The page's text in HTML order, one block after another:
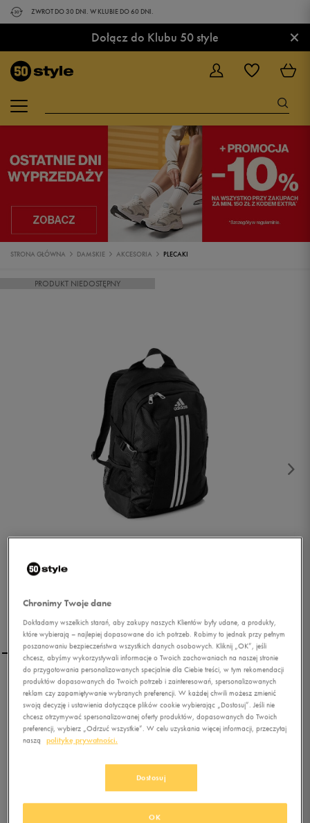
ZWROT DO 30 DNI. W KLUBIE DO 60 DNI.
Dołącz do Klubu 50 style ×
STRONA GŁÓWNA DAMSKIE AKCESORIA PLECAKI
PRODUKT NIEDOSTĘPNY
ADIDAS PLECAK BP
POWER II
0.0( 0)
69,99 złz Vat
KLUBIE 50 STYLE
Chronimy Twoje dane
Dokładamy wszelkich starań, aby zakupy naszych Klientów były udane, a produkty,
które wybierają – najlepiej dopasowane do ich potrzeb. Robimy to jednak przy pełnym
poszanowaniu bezpieczeństwa wszystkich danych osobowych. Kliknij „OK”, jeśli
chcesz, abyśmy wykorzystywali informacje o Twoich zachowaniach na naszej stronie
do przygotowania personalizowanych specjalnie dla Ciebie treści, w tym rekomendacji
produktów dopasowanych do Twoich potrzeb i zainteresowań, spersonalizowanych
reklam czy zapamiętywanie wybranych preferencji. W każdej chwili możesz zmienić
swoją decyzję i ustawienia dotyczące plików cookie wybierając „Dostosuj”. Jeśli nie
chcesz otrzymywać spersonalizowanej oferty produktów, dopasowanych do Twoich
preferencji, wybierz „Odrzuć wszystkie”. W celu uzyskania więcej informacji, przeczytaj
naszą
politykę prywatności.
Dostosuj
OK